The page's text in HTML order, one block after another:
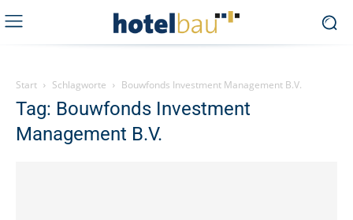
Start Schlagworte Bouwfonds Investment Management B.V.
Tag: Bouwfonds Investment
Management B.V.